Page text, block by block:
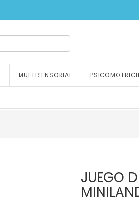
MULTISENSORIAL
JUEGO